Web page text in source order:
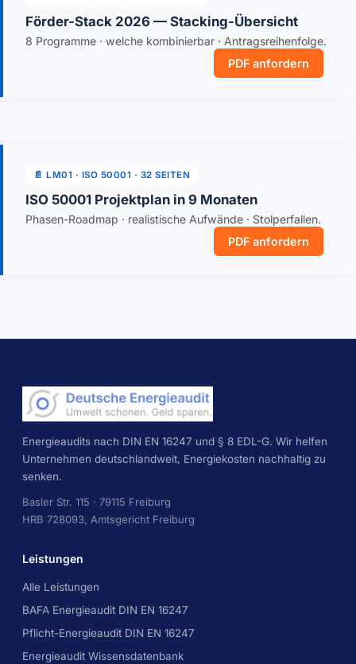
% Differenz ist die Qualität der Bilanz zu
hinterfragen und eine erneute Datenerhebung
Förder-Stack 2026 — Stacking-Übersicht
8 Programme · welche kombinierbar · Antragsreihenfolge.
PDF anfordern
📄 LM01 · ISO 50001 · 32 SEITEN
ISO 50001 Projektplan in 9 Monaten
Phasen-Roadmap · realistische Aufwände · Stolperfallen.
PDF anfordern
Energieaudits nach DIN EN 16247 und § 8 EDL-G. Wir helfen
Unternehmen deutschlandweit, Energiekosten nachhaltig zu
senken.
Basler Str. 115 · 79115 Freiburg
HRB 728093, Amtsgericht Freiburg
Leistungen
Alle Leistungen
BAFA Energieaudit DIN EN 16247
Pflicht-Energieaudit DIN EN 16247
Energieaudit Wissensdatenbank